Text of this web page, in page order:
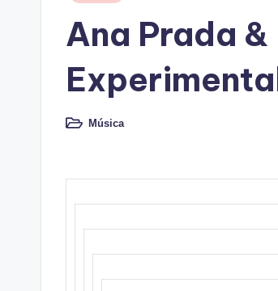
Ana Prada
Publicado
Música